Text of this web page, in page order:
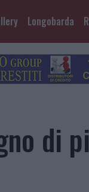
Longobarda
di